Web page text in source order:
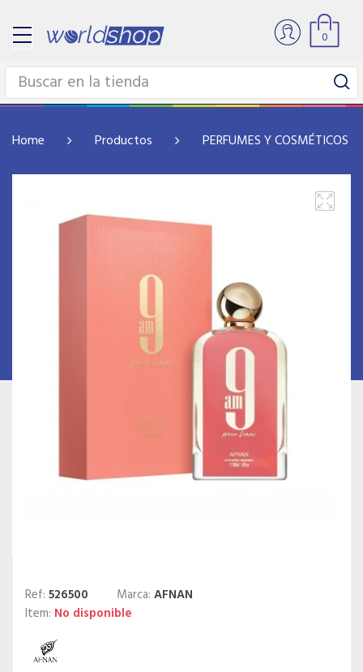
0
Home Productos PERFUMES Y COSMÉTICOS
Ref: 526500 Marca: AFNAN
Item: No disponible